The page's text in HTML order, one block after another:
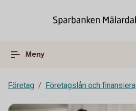
Meny
Företag Företagslån och finansiera